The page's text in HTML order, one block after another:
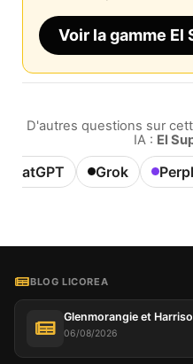
Voir la gamme El
D'autres questions sur
IA : El
ChatGPT Grok
BLOG LICOREA
Glenmorangie et
06/08/2026
la sécurité, mémoriser
améliorer notre site web
marketing. Vous pouvez
essentiel en choisissant
nous autorisez à utiliser